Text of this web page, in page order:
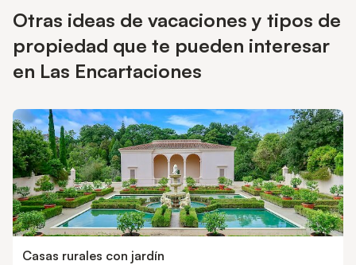
Otras ideas de vacaciones y tipos de
propiedad que te pueden interesar
en Las Encartaciones
Casas rurales con jardín